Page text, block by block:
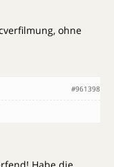
ohne
#961398